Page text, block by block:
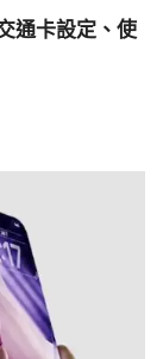
通卡設定、使